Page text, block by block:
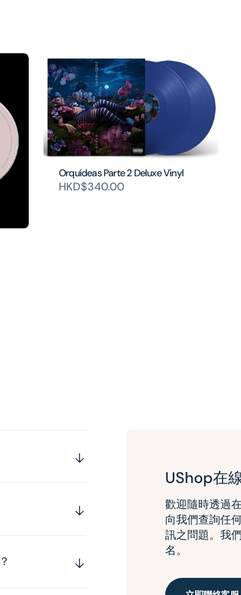
Orquídeas Parte 2 Deluxe Vinyl
HKD$340.00
UShop在
歡迎隨時透過
向我們查詢任
訊之問題。我
名。